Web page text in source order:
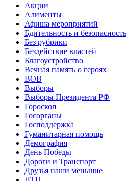
Акции
Алименты
Афиша мероприятий
Бдительность и безопасность
Без рубрики
Бездействие властей
Благоустройство
Вечная память о героях
ВОВ
Выборы
Выборы Президента РФ
Гороскоп
Госорганы
Господдержка
Гуманитарная помощь
Демография
День Победы
Дороги и Транспорт
Друзья наши меньшие